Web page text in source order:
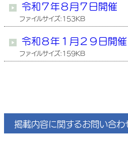
令和７年８月７日開催
ファイルサイズ:153KB
令和８年１月２９日開催
ファイルサイズ:159KB
掲載内容に関するお問い合わ